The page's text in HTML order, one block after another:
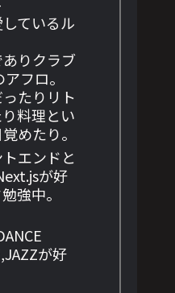
ているル
りクラブ
フロ。
たりリト
料理とい
めたり。
エンドと
が好
強中。
が好